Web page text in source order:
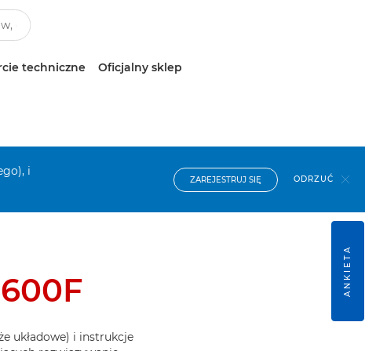
techniczne Oficjalny sklep
i
ZAREJESTRUJ SIĘ ODRZUĆ
układowe) i instrukcje
ANKIETA